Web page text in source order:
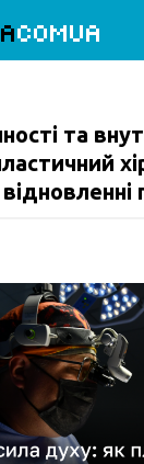
COMUA
та